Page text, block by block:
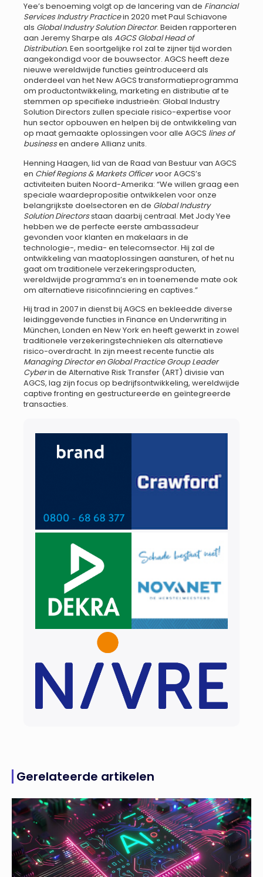
Yee’s benoeming volgt op de lancering van de Financial
Services Industry Practicein 2020 met Paul Schiavone
als Global Industry Solution Director. Beiden rapporteren
aan Jeremy Sharpe als AGCS Global Head of
Distribution.Een soortgelijke rol zal te zijner tijd worden
aangekondigd voor de bouwsector. AGCS heeft deze
nieuwe wereldwijde functies geïntroduceerd als
onderdeel van het New AGCS transformatieprogramma
om productontwikkeling, marketing en distributie af te
stemmen op specifieke industrieën: Global Industry
Solution Directors zullen speciale risico-expertise voor
hun sector opbouwen en helpen bij de ontwikkeling van
op maat gemaakte oplossingen voor alle AGCS lines of
businessen andere Allianz units.
Henning Haagen, lid van de Raad van Bestuur van AGCS
en Chief Regions & Markets Officer voor AGCS’s
activiteiten buiten Noord-Amerika: “We willen graag een
speciale waardepropositie ontwikkelen voor onze
belangrijkste doelsectoren en de Global Industry
Solution Directorsstaan daarbij centraal. Met Jody Yee
hebben we de perfecte eerste ambassadeur
gevonden voor klanten en makelaars in de
technologie-, media- en telecomsector. Hij zal de
ontwikkeling van maatoplossingen aansturen, of het nu
gaat om traditionele verzekeringsproducten,
wereldwijde programma’s en in toenemende mate ook
om alternatieve risicofinnciering en captives.”
Hij trad in 2007 in dienst bij AGCS en bekleedde diverse
leidinggevende functies in Finance en Underwriting in
München, Londen en New York en heeft gewerkt in zowel
traditionele verzekeringstechnieken als alternatieve
risico-overdracht. In zijn meest recente functie als
Managing Director en Global Practice Group Leader
Cyberin de Alternative Risk Transfer (ART) divisie van
AGCS, lag zijn focus op bedrijfsontwikkeling, wereldwijde
captive fronting en gestructureerde en geïntegreerde
transacties.
Gerelateerde artikelen